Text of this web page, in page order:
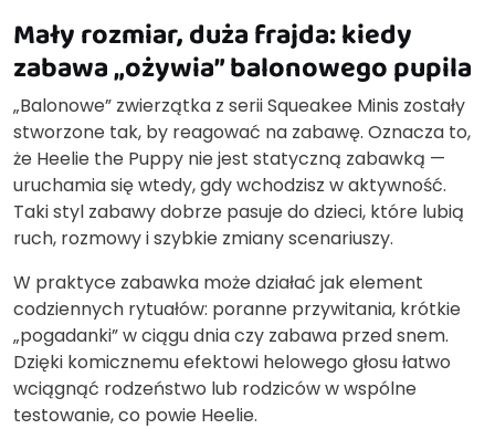
Mały rozmiar, duża frajda: kiedy
zabawa „ożywia” balonowego pupila
„Balonowe” zwierzątka z serii Squeakee Minis zostały
stworzone tak, by reagować na zabawę. Oznacza to,
że Heelie the Puppy nie jest statyczną zabawką —
uruchamia się wtedy, gdy wchodzisz w aktywność.
Taki styl zabawy dobrze pasuje do dzieci, które lubią
ruch, rozmowy i szybkie zmiany scenariuszy.
W praktyce zabawka może działać jak element
codziennych rytuałów: poranne przywitania, krótkie
„pogadanki” w ciągu dnia czy zabawa przed snem.
Dzięki komicznemu efektowi helowego głosu łatwo
wciągnąć rodzeństwo lub rodziców w wspólne
testowanie, co powie Heelie.